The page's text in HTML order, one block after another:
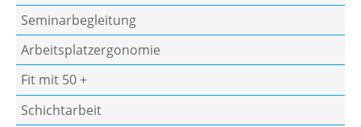
Seminarbegleitung
Arbeitsplatzergonomie
Fit mit 50 +
Schichtarbeit